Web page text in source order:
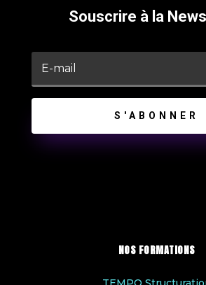
Souscrire à la
S'ABONNER
NOS FORMATIONS